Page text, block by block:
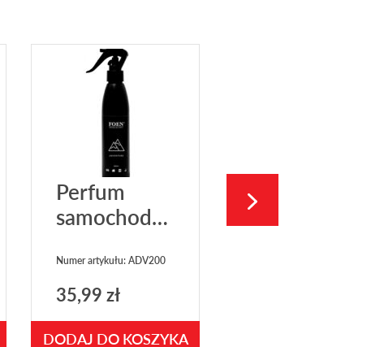
Perfum
samochodowy
Adventure
200ml
Numer artykułu: ADV200
35,99zł
DODAJ DO KOSZYKA